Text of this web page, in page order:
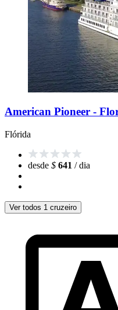
American Pioneer -
Flórida
desde $ 641 / dia
Ver todos 1 cruzeiro